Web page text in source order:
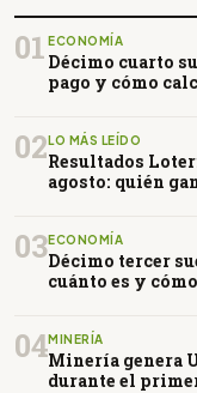
01 ECONOMÍA
Décimo cuarto
pago y cómo
02LO MÁS LEÍDO
Resultados
agosto: quién
03ECONOMÍA
Décimo tercer
cuánto es y
04MINERÍA
Minería genera
durante el